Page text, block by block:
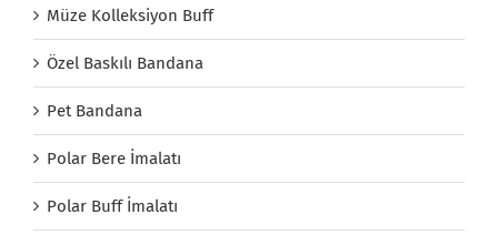
Müze Kolleksiyon Buff
Özel Baskılı Bandana
Pet Bandana
Polar Bere İmalatı
Polar Buff İmalatı